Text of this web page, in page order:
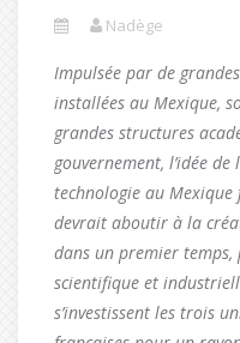
Nadège
Impulsée par de
installées au Mexique,
grandes structures
gouvernement, l’idée
technologie au
devrait aboutir à la
dans un premier temps,
scientifique et
s’investissent les trois